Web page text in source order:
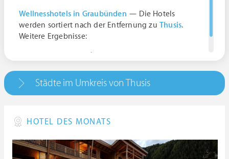
Wellnesshotels in Graubünden — Die Hotels
werden sortiert nach der Entfernung zu Thusis.
Weitere Ergebnisse:
Städte im Umkreis von Thusis
HOTEL DES MONATS